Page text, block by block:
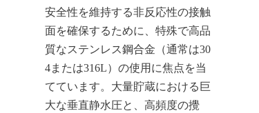
安全性を維持する非反応性の接触
面を確保するために、特殊で高品
質なステンレス鋼合金（通常は30
4または316L）の使用に焦点を当
てています。大量貯蔵における巨
大な垂直静水圧と、高頻度の攪